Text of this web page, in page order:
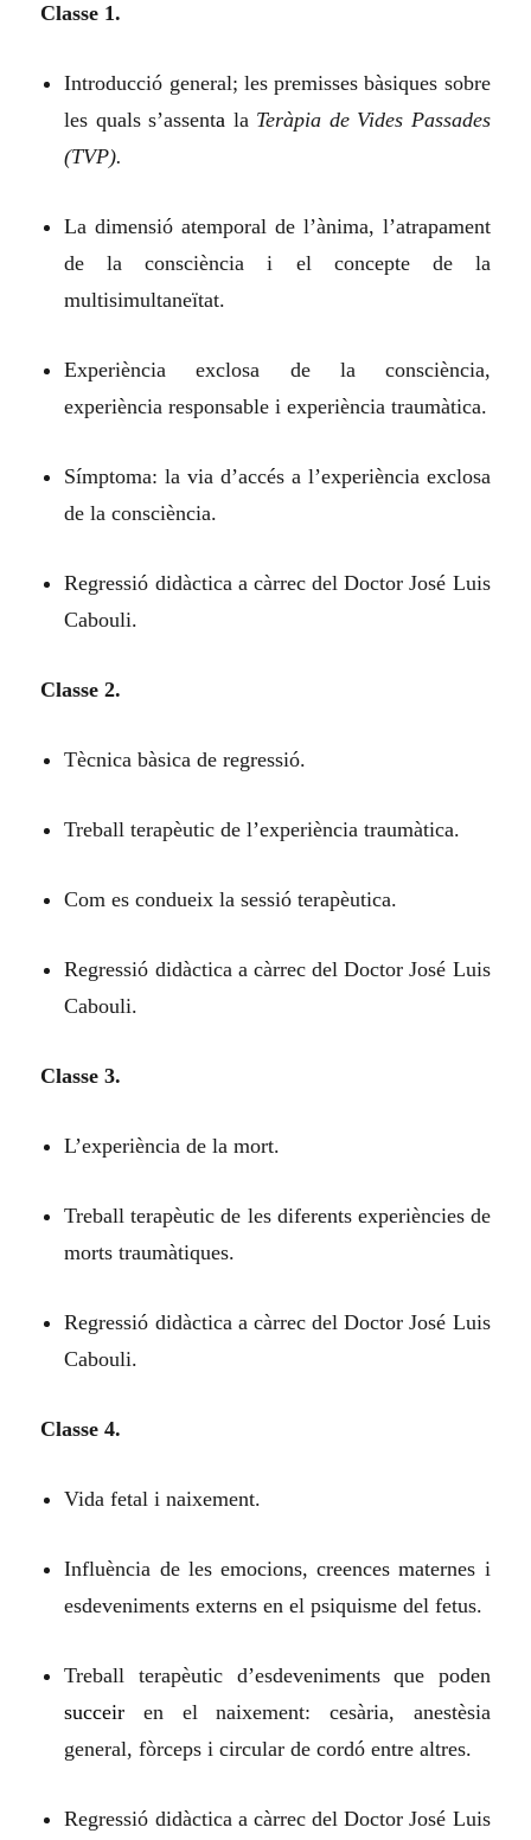
Classe 1.
Introducció general; les premisses bàsiques sobre
les quals s’assenta la Teràpia de Vides Passades
(TVP).
La dimensió atemporal de l’ànima, l’atrapament
de la consciència i el concepte de la
multisimultaneïtat.
Experiència exclosa de la consciència,
experiència responsable i experiència traumàtica.
Símptoma: la via d’accés a l’experiència exclosa
de la consciència.
Regressió didàctica a càrrec del Doctor José Luis
Cabouli.
Classe 2.
Tècnica bàsica de regressió.
Treball terapèutic de l’experiència traumàtica.
Com es condueix la sessió terapèutica.
Regressió didàctica a càrrec del Doctor José Luis
Cabouli.
Classe 3.
L’experiència de la mort.
Treball terapèutic de les diferents experiències de
morts traumàtiques.
Regressió didàctica a càrrec del Doctor José Luis
Cabouli.
Classe 4.
Vida fetal i naixement.
Influència de les emocions, creences maternes i
esdeveniments externs en el psiquisme del fetus.
Treball terapèutic d’esdeveniments que poden
succeir en el naixement: cesària, anestèsia
general, fòrceps i circular de cordó entre altres.
Regressió didàctica a càrrec del Doctor José Luis